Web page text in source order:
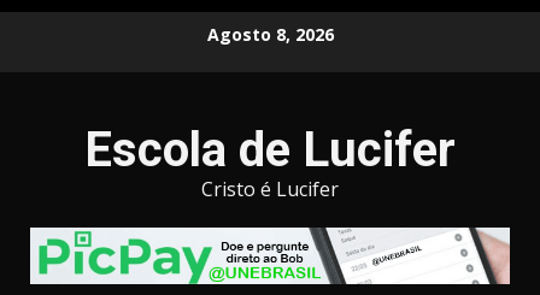
Agosto 8, 2026
Escola de Lucifer
Cristo é Lucifer